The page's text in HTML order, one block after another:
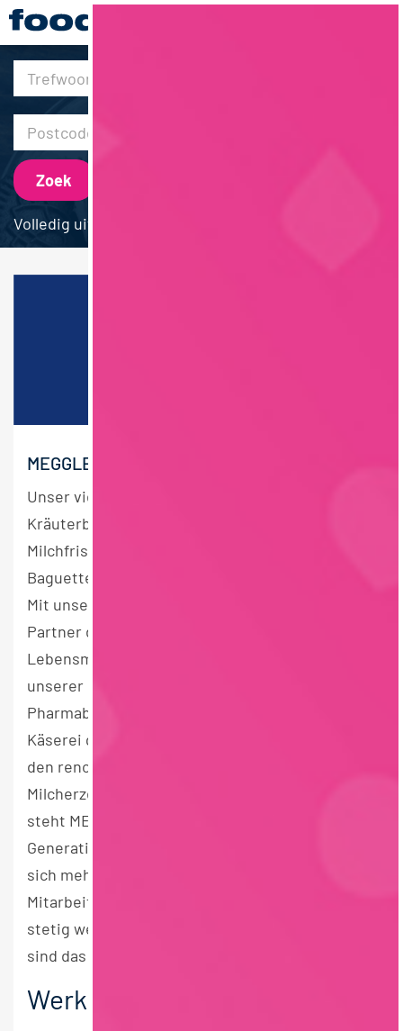
Volledig uitgebreid zoeken
MEGGLE – DIE MARKE MIT DEM KLEEBLATT
Unser vielfältiges Sortiment – von
Kräuterbutter, Käsespezialitäten,
Milchfrischprodukten bis hin zu gefüllten
Baguettes – begeistert ‚Gourmeggles‘ weltweit.
Mit unseren Milchtrockenprodukten sind wir
Partner der weiterverarbeitenden
Lebensmittel- und Tierfutterindustrie, mit
unserer Lactose sogar führend in der
Pharmabranche. Vor fast 140 Jahren als kleine
Käserei gegründet, zählt die MEGGLE Group zu
den renommiertesten Herstellern von
Milcherzeugnissen in Europa. Damals wie heute
steht MEGGLE für höchste Qualität. Über
Generationen und Kulturen hinweg entwickeln
sich mehr als 1.200 Mitarbeiterinnen und
Mitarbeiter am Standort Wasserburg am Inn
stetig weiter und feiern gemeinsam Erfolge. Wir
sind das Team MEGGLE!
Werkscontroller*